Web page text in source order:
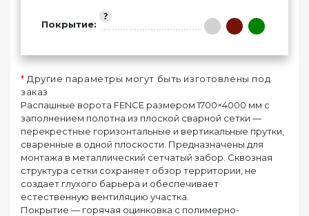
Покрытие:
* Другие параметры могут быть изготовлены под
заказ
Распашные ворота FENCE размером 1700×4000 мм с
заполнением полотна из плоской сварной сетки —
перекрестные горизонтальные и вертикальные прутки,
сваренные в одной плоскости. Предназначены для
монтажа в металлический сетчатый забор. Сквозная
структура сетки сохраняет обзор территории, не
создает глухого барьера и обеспечивает
естественную вентиляцию участка.
Покрытие — горячая оцинковка с полимерно-